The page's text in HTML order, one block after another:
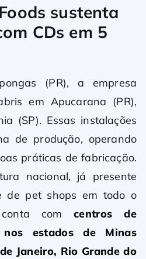
sustenta
CDs em 5
(PR), a empresa
em Apucarana (PR),
(SP). Essas instalações
de produção, operando
práticas de fabricação.
nacional, já presente
de pet shops em todo o
com centros de
nos estados de Minas
Janeiro, Rio Grande do